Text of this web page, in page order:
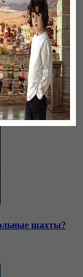
организации
шахты?